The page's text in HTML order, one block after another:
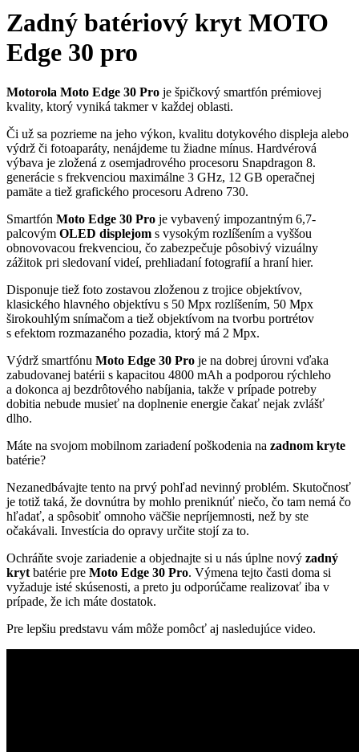
Zadný batériový kryt MOTO
Edge 30 pro
Motorola Moto Edge 30 Pro je špičkový smartfón prémiovej
kvality, ktorý vyniká takmer v každej oblasti.
Či už sa pozrieme na jeho výkon, kvalitu dotykového displeja alebo
výdrž či fotoaparáty, nenájdeme tu žiadne mínus. Hardvérová
výbava je zložená z osemjadrového procesoru Snapdragon 8.
generácie s frekvenciou maximálne 3 GHz, 12 GB operačnej
pamäte a tiež grafického procesoru Adreno 730.
Smartfón Moto Edge 30 Pro je vybavený impozantným 6,7-
palcovým OLED displejom s vysokým rozlíšením a vyššou
obnovovacou frekvenciou, čo zabezpečuje pôsobivý vizuálny
zážitok pri sledovaní videí, prehliadaní fotografií a hraní hier.
Disponuje tiež foto zostavou zloženou z trojice objektívov,
klasického hlavného objektívu s 50 Mpx rozlíšením, 50 Mpx
širokouhlým snímačom a tiež objektívom na tvorbu portrétov
s efektom rozmazaného pozadia, ktorý má 2 Mpx.
Výdrž smartfónu Moto Edge 30 Pro je na dobrej úrovni vďaka
zabudovanej batérii s kapacitou 4800 mAh a podporou rýchleho
a dokonca aj bezdrôtového nabíjania, takže v prípade potreby
dobitia nebude musieť na doplnenie energie čakať nejak zvlášť
dlho.
Máte na svojom mobilnom zariadení poškodenia na zadnom kryte
batérie?
Nezanedbávajte tento na prvý pohľad nevinný problém. Skutočnosť
je totiž taká, že dovnútra by mohlo preniknúť niečo, čo tam nemá čo
hľadať, a spôsobiť omnoho väčšie nepríjemnosti, než by ste
očakávali. Investícia do opravy určite stojí za to.
Ochráňte svoje zariadenie a objednajte si u nás úplne nový zadný
kryt batérie pre Moto Edge 30 Pro. Výmena tejto časti doma si
vyžaduje isté skúsenosti, a preto ju odporúčame realizovať iba v
prípade, že ich máte dostatok.
Pre lepšiu predstavu vám môže pomôcť aj nasledujúce video.